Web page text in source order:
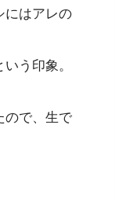
にはアレの
う印象。
ので、生で